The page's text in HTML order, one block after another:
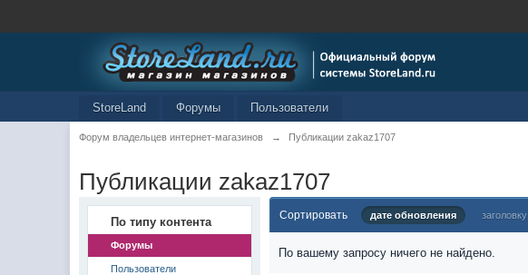
StoreLand Форумы Пользователи
Форум владельцев интернет-магазинов → Публикации zakaz1707
Публикации zakaz1707
По типу контента
Форумы
Пользователи
Сортировать дате обновления заголовку
По вашему запросу ничего не найдено.